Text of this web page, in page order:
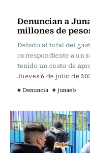
Denuncian a
millones de
Debido al total del
correspondiente a un
tenido un costo de
Jueves 6 de julio de
# Denuncia # junaeb